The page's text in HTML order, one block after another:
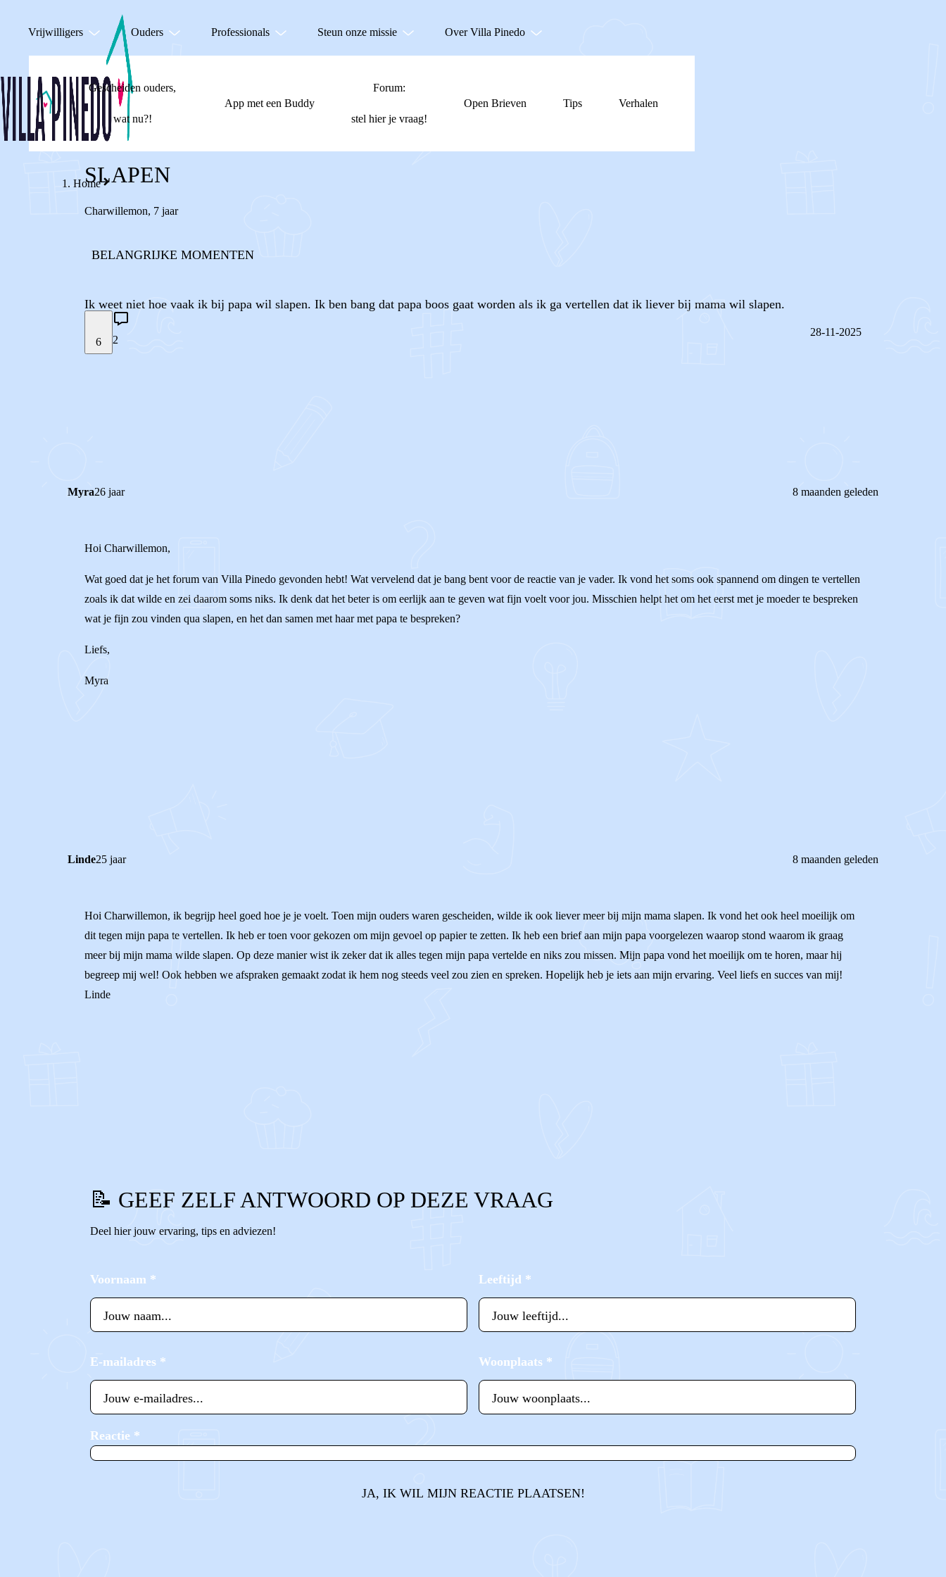
Vrijwilligers Ouders Professionals Steun onze missie Over Villa Pinedo
Gescheiden ouders,
wat nu?!
App met een Buddy
Forum:
stel hier je vraag!
Open Brieven Tips Verhalen
HomeSLAPEN
Charwillemon, 7 jaar
BELANGRIJKE MOMENTEN
Ik weet niet hoe vaak ik bij papa wil slapen. Ik ben bang dat papa boos gaat worden als ik ga vertellen dat ik liever bij mama wil slapen.
6 2
28-11-2025
Myra26 jaar 8 maanden geleden
Hoi Charwillemon,
Wat goed dat je het forum van Villa Pinedo gevonden hebt! Wat vervelend dat je bang bent voor de reactie van je vader. Ik vond het soms ook spannend om dingen te vertellen
zoals ik dat wilde en zei daarom soms niks. Ik denk dat het beter is om eerlijk aan te geven wat fijn voelt voor jou. Misschien helpt het om het eerst met je moeder te bespreken
wat je fijn zou vinden qua slapen, en het dan samen met haar met papa te bespreken?
Liefs,
Myra
Linde25 jaar 8 maanden geleden
Hoi Charwillemon, ik begrijp heel goed hoe je je voelt. Toen mijn ouders waren gescheiden, wilde ik ook liever meer bij mijn mama slapen. Ik vond het ook heel moeilijk om
dit tegen mijn papa te vertellen. Ik heb er toen voor gekozen om mijn gevoel op papier te zetten. Ik heb een brief aan mijn papa voorgelezen waarop stond waarom ik graag
meer bij mijn mama wilde slapen. Op deze manier wist ik zeker dat ik alles tegen mijn papa vertelde en niks zou missen. Mijn papa vond het moeilijk om te horen, maar hij
begreep mij wel! Ook hebben we afspraken gemaakt zodat ik hem nog steeds veel zou zien en spreken. Hopelijk heb je iets aan mijn ervaring. Veel liefs en succes van mij!
Linde
📝 GEEF ZELF ANTWOORD OP DEZE VRAAG
Deel hier jouw ervaring, tips en adviezen!
Voornaam * Leeftijd *
E-mailadres * Woonplaats *
Reactie *
JA, IK WIL MIJN REACTIE PLAATSEN!